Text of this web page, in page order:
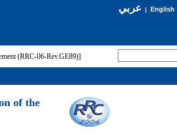
عربي| English
(RRC-06-Rev.GE89)]
of the